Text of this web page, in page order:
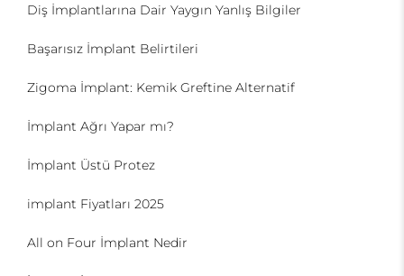
Diş İmplantlarına Dair Yaygın Yanlış Bilgiler
Başarısız İmplant Belirtileri
Zigoma İmplant: Kemik Greftine Alternatif
İmplant Ağrı Yapar mı?
İmplant Üstü Protez
implant Fiyatları 2025
All on Four İmplant Nedir